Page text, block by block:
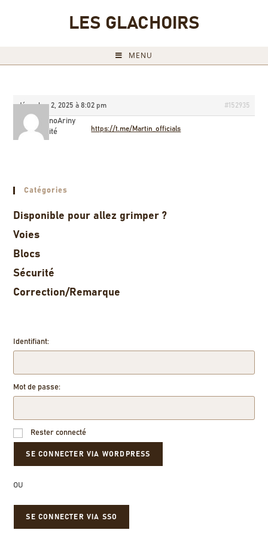
LES GLACHOIRS
MENU
décembre 2, 2025 à 8:02 pm #152935
MartincasinoAriny
Invité
https://t.me/Martin_officials
Catégories
Disponible pour allez grimper ?
Voies
Blocs
Sécurité
Correction/Remarque
Identifiant:
Mot de passe:
Rester connecté
OU
SE CONNECTER VIA SSO